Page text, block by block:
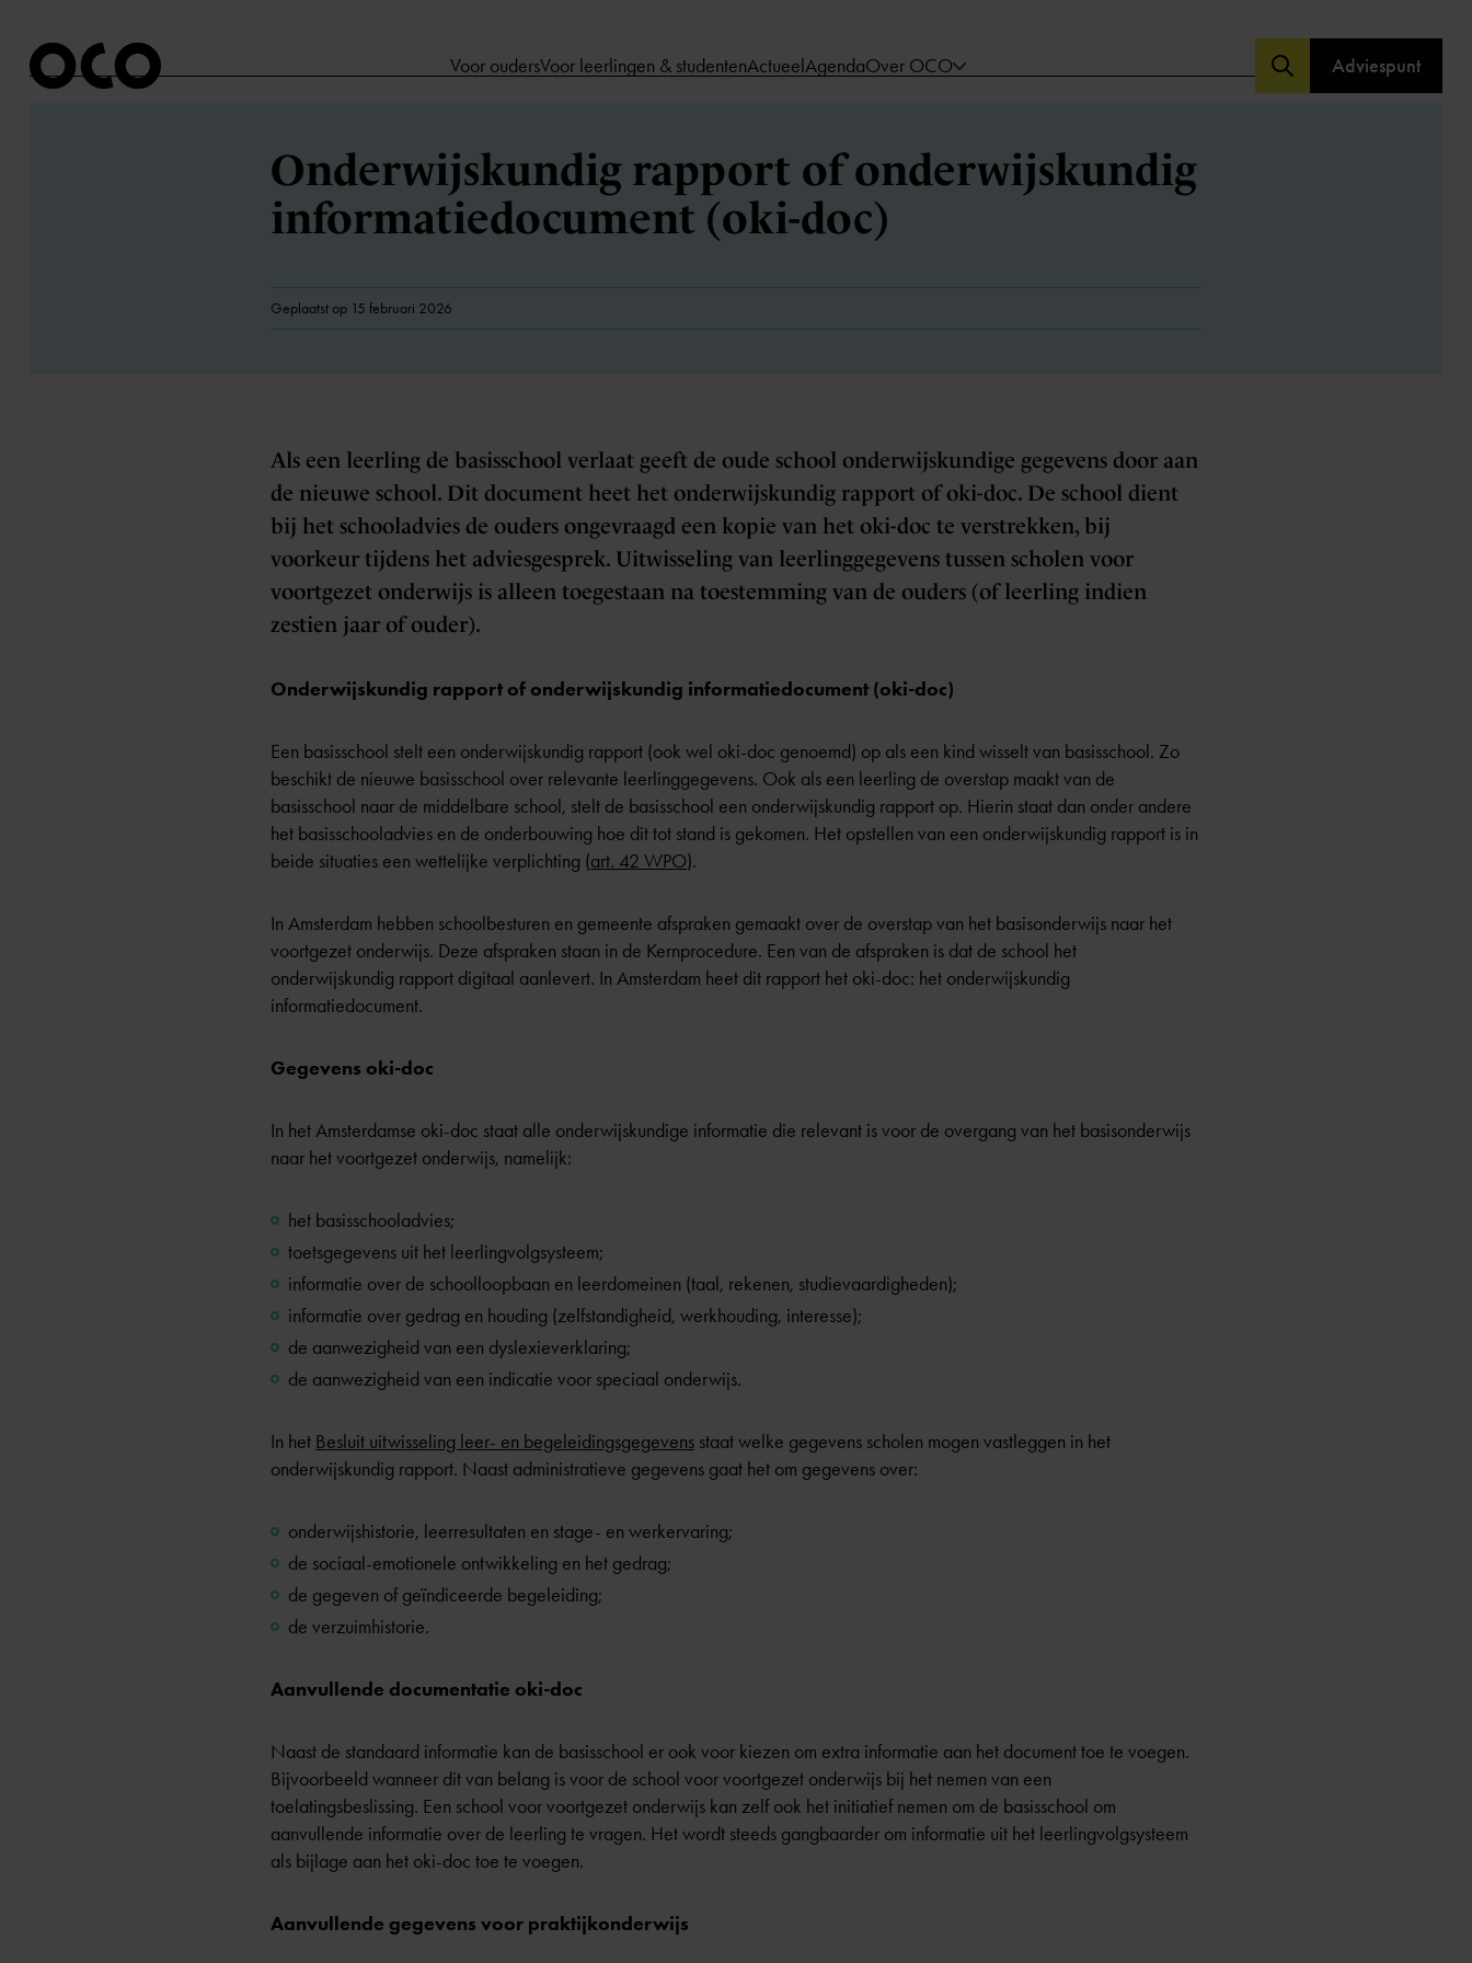
Voor oudersVoor leerlingen & studentenActueelAgendaOver OCO Adviespunt
Onderwijskundig rapport of onderwijskundig
informatiedocument (oki-doc)
Geplaatst op 15 februari 2026
Als een leerling de basisschool verlaat geeft de oude school onderwijskundige gegevens door aan
de nieuwe school. Dit document heet het onderwijskundig rapport of oki-doc. De school dient
bij het schooladvies de ouders ongevraagd een kopie van het oki-doc te verstrekken, bij
voorkeur tijdens het adviesgesprek. Uitwisseling van leerlinggegevens tussen scholen voor
voortgezet onderwijs is alleen toegestaan na toestemming van de ouders (of leerling indien
zestien jaar of ouder).
Onderwijskundig rapport of onderwijskundig informatiedocument (oki-doc)
Een basisschool stelt een onderwijskundig rapport (ook wel oki-doc genoemd) op als een kind wisselt van basisschool. Zo
beschikt de nieuwe basisschool over relevante leerlinggegevens. Ook als een leerling de overstap maakt van de
basisschool naar de middelbare school, stelt de basisschool een onderwijskundig rapport op. Hierin staat dan onder andere
het basisschooladvies en de onderbouwing hoe dit tot stand is gekomen. Het opstellen van een onderwijskundig rapport is in
beide situaties een wettelijke verplichting (art. 42 WPO).
In Amsterdam hebben schoolbesturen en gemeente afspraken gemaakt over de overstap van het basisonderwijs naar het
voortgezet onderwijs. Deze afspraken staan in de Kernprocedure. Een van de afspraken is dat de school het
onderwijskundig rapport digitaal aanlevert. In Amsterdam heet dit rapport het oki-doc: het onderwijskundig
informatiedocument.
Gegevens oki-doc
In het Amsterdamse oki-doc staat alle onderwijskundige informatie die relevant is voor de overgang van het basisonderwijs
naar het voortgezet onderwijs, namelijk:
het basisschooladvies;
toetsgegevens uit het leerlingvolgsysteem;
informatie over de schoolloopbaan en leerdomeinen (taal, rekenen, studievaardigheden);
informatie over gedrag en houding (zelfstandigheid, werkhouding, interesse);
de aanwezigheid van een dyslexieverklaring;
de aanwezigheid van een indicatie voor speciaal onderwijs.
In het Besluit uitwisseling leer- en begeleidingsgegevens staat welke gegevens scholen mogen vastleggen in het
onderwijskundig rapport. Naast administratieve gegevens gaat het om gegevens over:
onderwijshistorie, leerresultaten en stage- en werkervaring;
de sociaal-emotionele ontwikkeling en het gedrag;
de gegeven of geïndiceerde begeleiding;
de verzuimhistorie.
Aanvullende documentatie oki-doc
Naast de standaard informatie kan de basisschool er ook voor kiezen om extra informatie aan het document toe te voegen.
Bijvoorbeeld wanneer dit van belang is voor de school voor voortgezet onderwijs bij het nemen van een
toelatingsbeslissing. Een school voor voortgezet onderwijs kan zelf ook het initiatief nemen om de basisschool om
aanvullende informatie over de leerling te vragen. Het wordt steeds gangbaarder om informatie uit het leerlingvolgsysteem
als bijlage aan het oki-doc toe te voegen.
Aanvullende gegevens voor praktijkonderwijs